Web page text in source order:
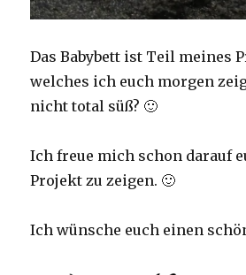
Das Babybett ist Teil meines
welches ich euch morgen
nicht total süß? 🙂
Ich freue mich schon darauf
Projekt zu zeigen. 🙂
Ich wünsche euch einen